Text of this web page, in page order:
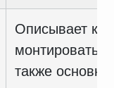
Описывает как
монтировать а
также